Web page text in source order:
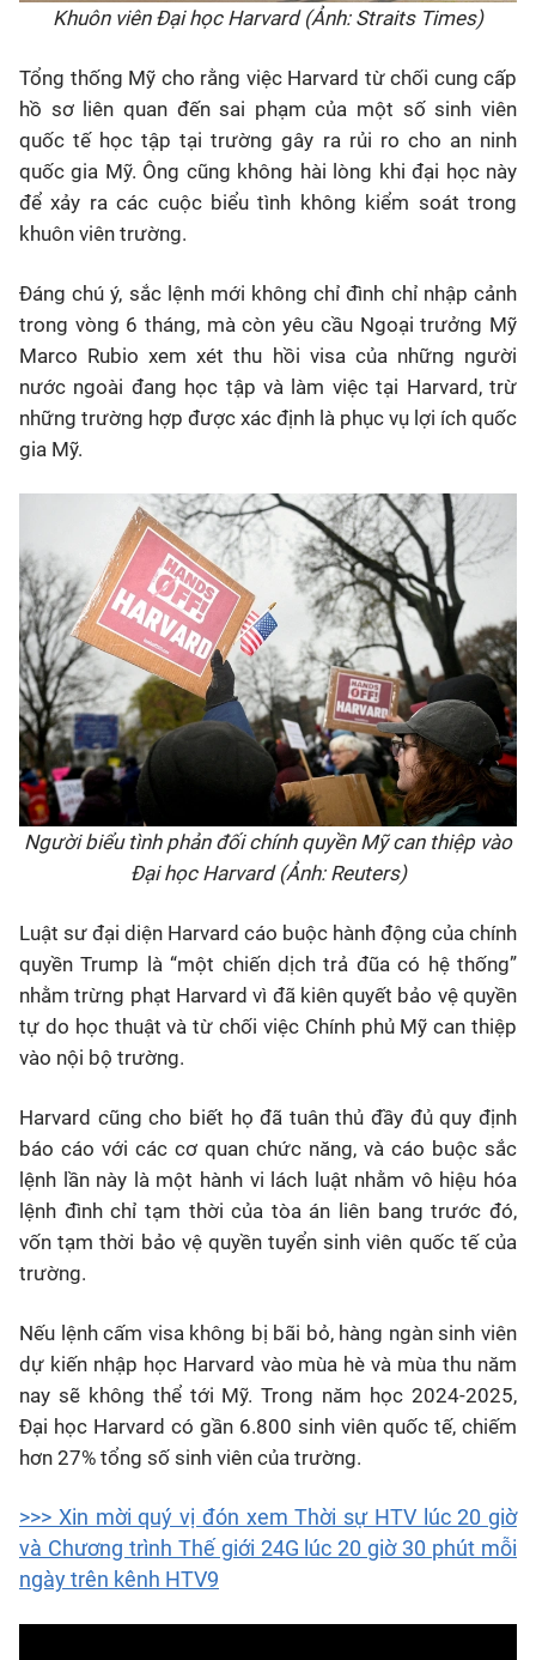
Khuôn viên Đại học Harvard (Ảnh: Straits Times)
Tổng thống Mỹ cho rằng việc Harvard từ chối cung cấp
hồ sơ liên quan đến sai phạm của một số sinh viên
quốc tế học tập tại trường gây ra rủi ro cho an ninh
quốc gia Mỹ. Ông cũng không hài lòng khi đại học này
để xảy ra các cuộc biểu tình không kiểm soát trong
khuôn viên trường.
Đáng chú ý, sắc lệnh mới không chỉ đình chỉ nhập cảnh
trong vòng 6 tháng, mà còn yêu cầu Ngoại trưởng Mỹ
Marco Rubio xem xét thu hồi visa của những người
nước ngoài đang học tập và làm việc tại Harvard, trừ
những trường hợp được xác định là phục vụ lợi ích quốc
gia Mỹ.
Người biểu tình phản đối chính quyền Mỹ can thiệp vào
Đại học Harvard (Ảnh: Reuters)
Luật sư đại diện Harvard cáo buộc hành động của chính
quyền Trump là “một chiến dịch trả đũa có hệ thống”
nhằm trừng phạt Harvard vì đã kiên quyết bảo vệ quyền
tự do học thuật và từ chối việc Chính phủ Mỹ can thiệp
vào nội bộ trường.
Harvard cũng cho biết họ đã tuân thủ đầy đủ quy định
báo cáo với các cơ quan chức năng, và cáo buộc sắc
lệnh lần này là một hành vi lách luật nhằm vô hiệu hóa
lệnh đình chỉ tạm thời của tòa án liên bang trước đó,
vốn tạm thời bảo vệ quyền tuyển sinh viên quốc tế của
trường.
Nếu lệnh cấm visa không bị bãi bỏ, hàng ngàn sinh viên
dự kiến nhập học Harvard vào mùa hè và mùa thu năm
nay sẽ không thể tới Mỹ. Trong năm học 2024-2025,
Đại học Harvard có gần 6.800 sinh viên quốc tế, chiếm
hơn 27% tổng số sinh viên của trường.
>>> Xin mời quý vị đón xem Thời sự HTV lúc 20 giờ
và Chương trình Thế giới 24G lúc 20 giờ 30 phút mỗi
ngày trên kênh HTV9